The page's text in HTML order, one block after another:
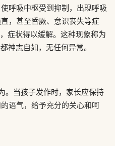
呼吸中枢受到抑制，出现呼吸
，甚至昏厥、意识丧失等症
症状得以缓解。这种现象称为
神志自如，无任何异常。
。当孩子发作时，家长应保持
语气，给予充分的关心和呵